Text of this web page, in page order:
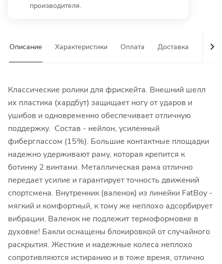
производителя.
Описание Характеристики Оплата Доставка
Классические ролики для фрискейта. Внешний шелл
их пластика (хардбут) защищает ногу от ударов и
ушибов и одновременно обеспечивает отличную
поддержку. Состав - нейлон, усиленный
фиберглассом (15%). Большие контактные площадки
надежно удерживают раму, которая крепится к
ботинку 2 винтами. Металлическая рама отлично
передает усилие и гарантирует точность движений
спортсмена. Внутренник (валенок) из линейки FatBoy -
мягкий и комфортный, к тому же неплохо адсорбирует
вибрации. Валенок не подлежит термоформовке в
духовке! Бакли оснащены блокировкой от случайного
раскрытия. Жесткие и надежные колеса неплохо
сопротивляются истиранию и в тоже время, отлично